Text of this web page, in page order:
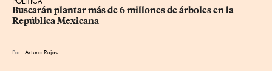
Buscarán plantar más de 6 millones de árboles en la
República Mexicana
Por Arturo Rojas